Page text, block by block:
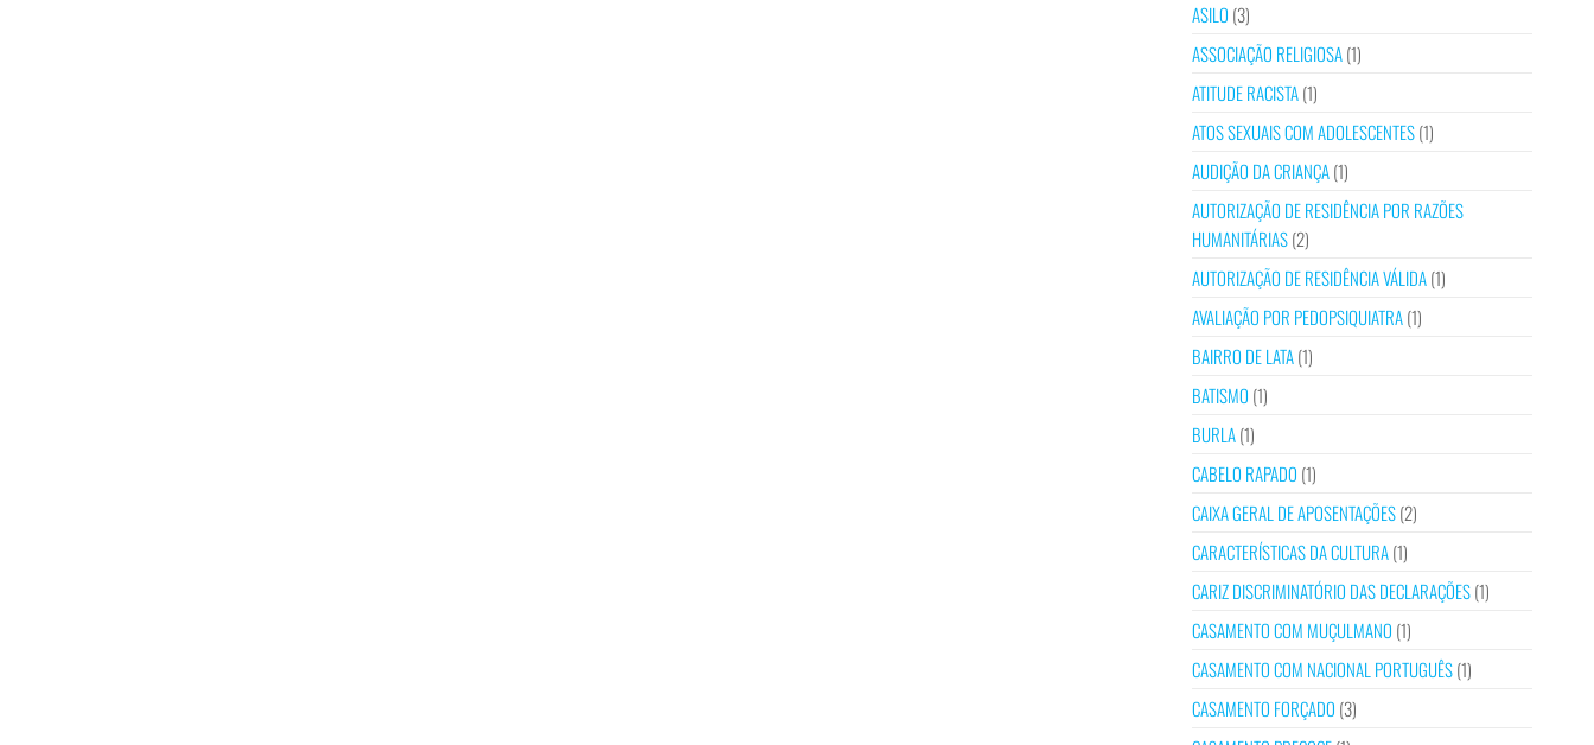
ASILO (3)
ASSOCIAÇÃO RELIGIOSA(1)
ATITUDE RACISTA(1)
ATOS SEXUAIS COM ADOLESCENTES(1)
AUDIÇÃO DA CRIANÇA(1)
AUTORIZAÇÃO DE RESIDÊNCIA POR RAZÕES
HUMANITÁRIAS(2)
AUTORIZAÇÃO DE RESIDÊNCIA VÁLIDA(1)
AVALIAÇÃO POR PEDOPSIQUIATRA(1)
BAIRRO DE LATA(1)
BATISMO (1)
BURLA(1)
CABELO RAPADO (1)
CAIXA GERAL DE APOSENTAÇÕES(2)
CARACTERÍSTICAS DA CULTURA(1)
CARIZ DISCRIMINATÓRIO DAS DECLARAÇÕES(1)
CASAMENTO COM MUÇULMANO (1)
CASAMENTO COM NACIONAL PORTUGUÊS(1)
CASAMENTO FORÇADO (3)